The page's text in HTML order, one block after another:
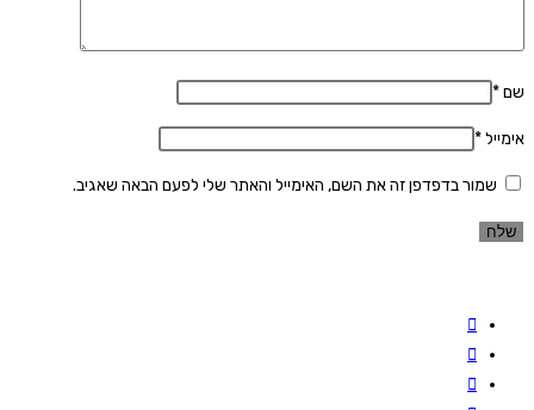
שם*
אימייל*
שמור בדפדפן זה את השם, האימייל והאתר שלי לפעם הבאה שאגיב.